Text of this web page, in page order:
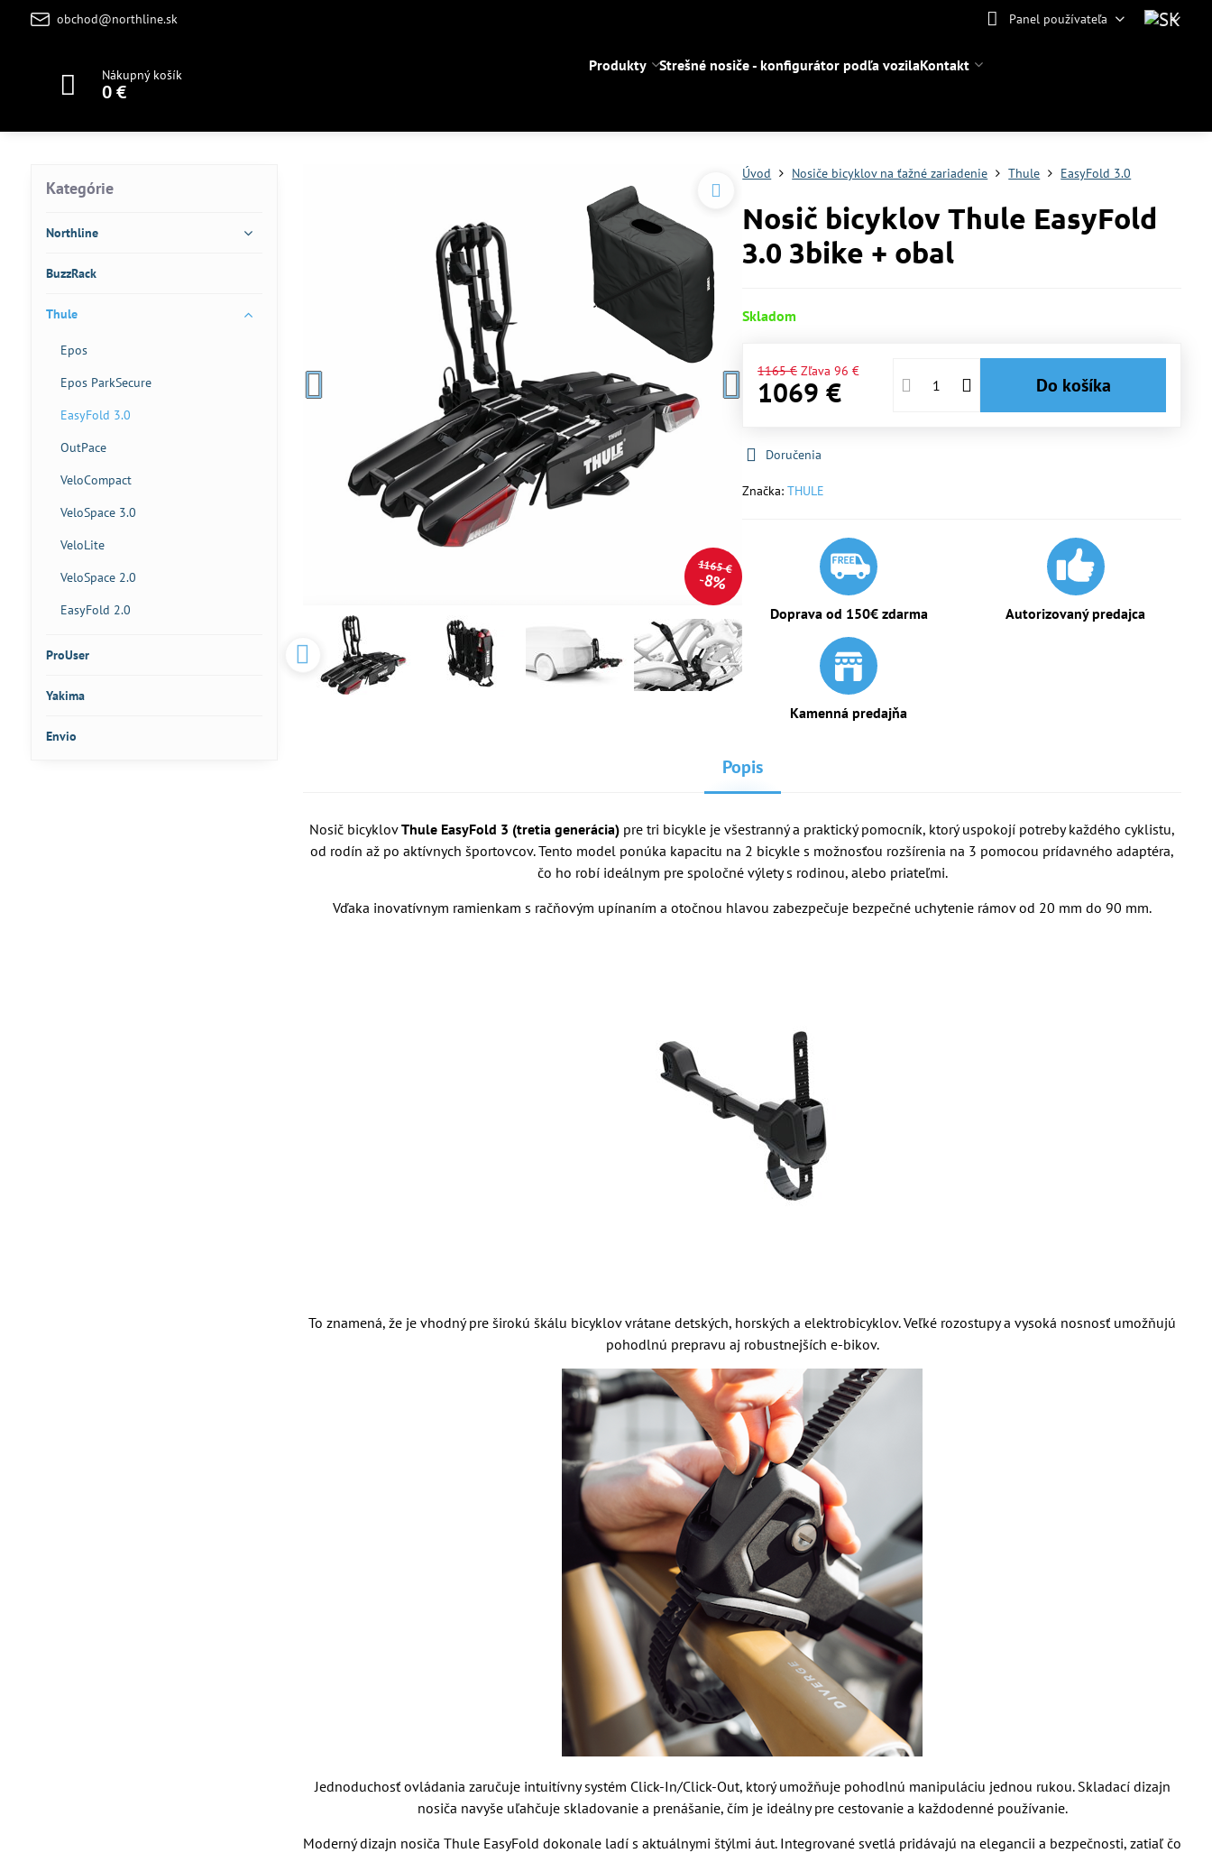
obchod@northline.sk Panel používateľa
Nákupný košík
0 €
Produkty Strešné nosiče - konfigurátor podľa vozilaKontakt
1165 €
8%
Úvod Nosiče bicyklov na ťažné zariadenie Thule EasyFold 3.0
Nosič bicyklov Thule EasyFold
3.0 3bike + obal
Skladom
1165 € Zľava 96 €
1069 € Do košíka
Doručenia
Značka:THULE
Doprava od 150€ zdarma Autorizovaný predajca
Kamenná predajňa
Popis
Nosič bicyklovThule EasyFold 3 (tretia generácia) pre tri bicykle je všestranný a praktický pomocník, ktorý uspokojí potreby každého cyklistu,
od rodín až po aktívnych športovcov. Tento model ponúka kapacitu na 2 bicykle s možnosťou rozšírenia na 3 pomocou prídavného adaptéra,
čo ho robí ideálnym pre spoločné výlety s rodinou, alebo priateľmi.
Vďaka inovatívnym ramienkam s račňovým upínaním a otočnou hlavou zabezpečuje bezpečné uchytenie rámov od 20 mm do 90 mm.
To znamená, že je vhodný pre širokú škálu bicyklov vrátane detských, horských a elektrobicyklov. Veľké rozostupy a vysoká nosnosť umožňujú
pohodlnú prepravu aj robustnejších e-bikov.
Jednoduchosť ovládania zaručuje intuitívny systém Click-In/Click-Out, ktorý umožňuje pohodlnú manipuláciu jednou rukou. Skladací dizajn
nosiča navyše uľahčuje skladovanie a prenášanie, čím je ideálny pre cestovanie a každodenné používanie.
Moderný dizajn nosiča Thule EasyFold dokonale ladí s aktuálnymi štýlmi áut. Integrované svetlá pridávajú na elegancii a bezpečnosti, zatiaľ čo
Kategórie
Northline
BuzzRack
Thule
Epos
Epos ParkSecure
EasyFold 3.0
OutPace
VeloCompact
VeloSpace 3.0
VeloLite
VeloSpace 2.0
EasyFold 2.0
ProUser
Yakima
Envio